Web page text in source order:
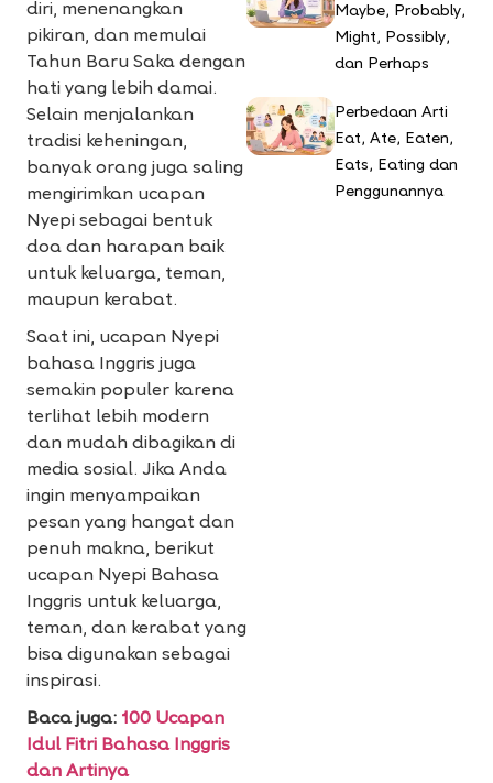
diri, menenangkan
pikiran, dan memulai
Tahun Baru Saka dengan
hati yang lebih damai.
Selain menjalankan
tradisi keheningan,
banyak orang juga saling
mengirimkan ucapan
Nyepi sebagai bentuk
doa dan harapan baik
untuk keluarga, teman,
maupun kerabat.
Saat ini, ucapan Nyepi
bahasa Inggris juga
semakin populer karena
terlihat lebih modern
dan mudah dibagikan di
media sosial. Jika Anda
ingin menyampaikan
pesan yang hangat dan
penuh makna, berikut
ucapan Nyepi Bahasa
Inggris untuk keluarga,
teman, dan kerabat yang
bisa digunakan sebagai
inspirasi.
Baca juga: 100 Ucapan
Idul Fitri Bahasa Inggris
dan Artinya
Maybe, Probably,
Might, Possibly,
dan Perhaps
Perbedaan Arti
Eat, Ate, Eaten,
Eats, Eating dan
Penggunannya